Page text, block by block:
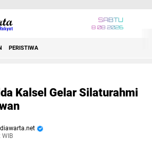
SABTU
8 08 2026
PERISTIWA
Kalsel Gelar Silaturahmi
WIB